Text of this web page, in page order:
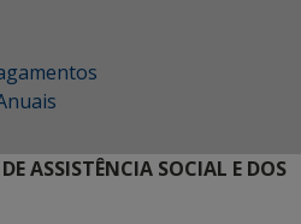
ASSISTÊNCIA SOCIAL E DOS